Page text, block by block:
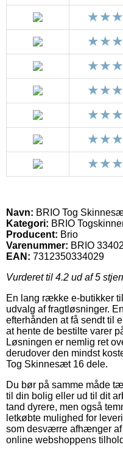
Navn: BRIO Tog
Kategori: BRIO
Producent: Brio
Varenummer: BRIO 33402
EAN: 7312350334029
Vurderet til 4.2 ud af 5
En lang række e-butikker
udvalg af fragtløsninger.
efterhånden at få sendt til
at hente de bestilte varer
Løsningen er nemlig ret
derudover den mindst
Tog Skinnesæt 16 dele.
Du bør på samme måde
til din bolig eller ud til dit
tand dyrere, men også
letkøbte mulighed for
som desværre afhænger af
online webshoppens